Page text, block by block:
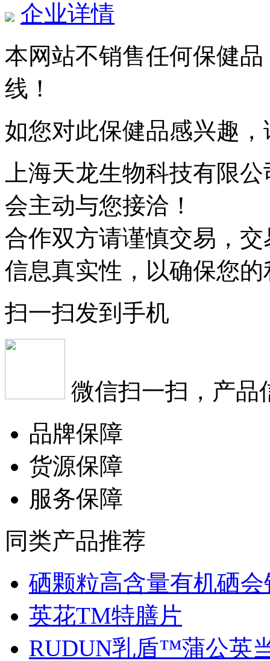
企业详情
本网站不销售任何保健
线！
如您对此保健品感兴趣
上海天龙生物科技有限公
会主动与您接洽！
合作双方请谨慎交易，
信息真实性，以确保您
扫一扫发到手机
微信扫一扫，产品
品牌保障
货源保障
服务保障
同类产品推荐
硒颗粒高含量有机硒会
英花TM特膳片
RUDUN乳盾™蒲公英